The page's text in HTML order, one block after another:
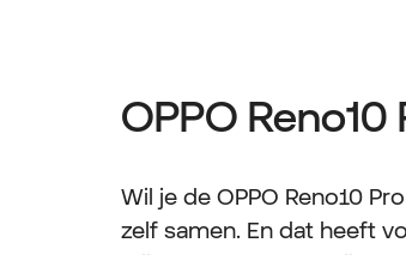
OPPO
Wil je de OPPO Reno10
zelf samen. En dat heeft